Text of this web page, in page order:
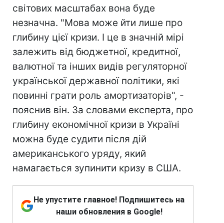
світових масштабах вона буде
незначна. "Мова може йти лише про
глибину цієї кризи. І це в значній мірі
залежить від бюджетної, кредитної,
валютної та інших видів регуляторної
української державної політики, які
повинні грати роль амортизаторів", -
пояснив він. За словами експерта, про
глибину економічної кризи в Україні
можна буде судити після дій
американського уряду, який
намагається зупинити кризу в США.
Не упустите главное! Подпишитесь на
наши обновления в Google!